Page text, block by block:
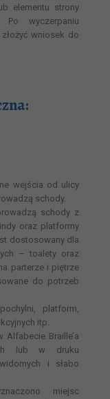
elementu strony
wyczerpaniu
wniosek do
wejścia od ulicy
schody.
schody z
oraz platformy
dostosowany dla
– toalety oraz
parterze i piętrze
do potrzeb
platform,
itp.
Braille’a
lub w druku
i słabo
miejsc